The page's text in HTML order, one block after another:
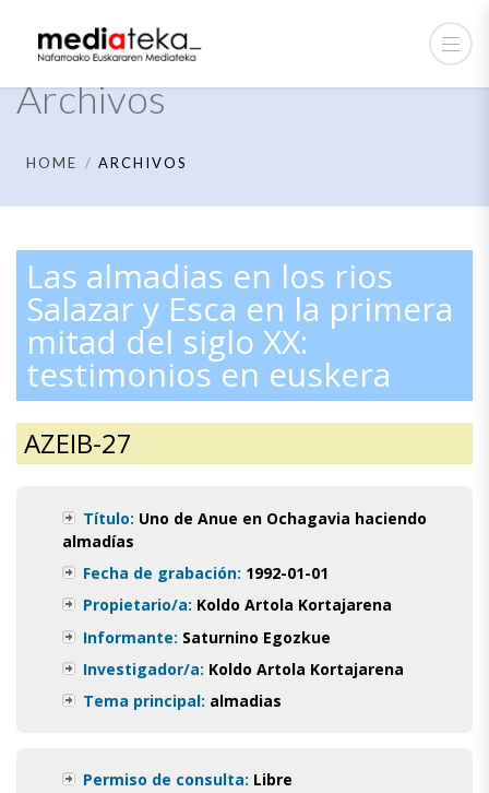
Archivos
HOME ARCHIVOS
Las almadias en los rios
Salazar y Esca en la primera
mitad del siglo XX:
testimonios en euskera
AZEIB-27
Título: Uno de Anue en Ochagavia haciendo
almadías
Fecha de grabación: 1992-01-01
Propietario/a: Koldo Artola Kortajarena
Informante: Saturnino Egozkue
Investigador/a: Koldo Artola Kortajarena
Tema principal: almadias
Permiso de consulta: Libre